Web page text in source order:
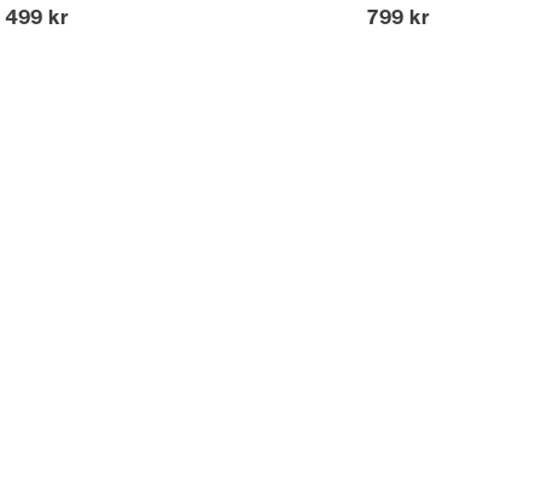
Nuvarande pris
499 kr
Nuvarande pris
799 kr